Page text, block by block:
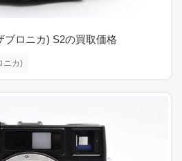
ニカ)
ロニカ) S2の買取価格